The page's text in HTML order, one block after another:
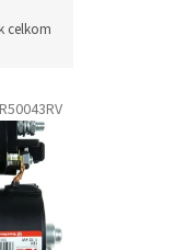
celkom